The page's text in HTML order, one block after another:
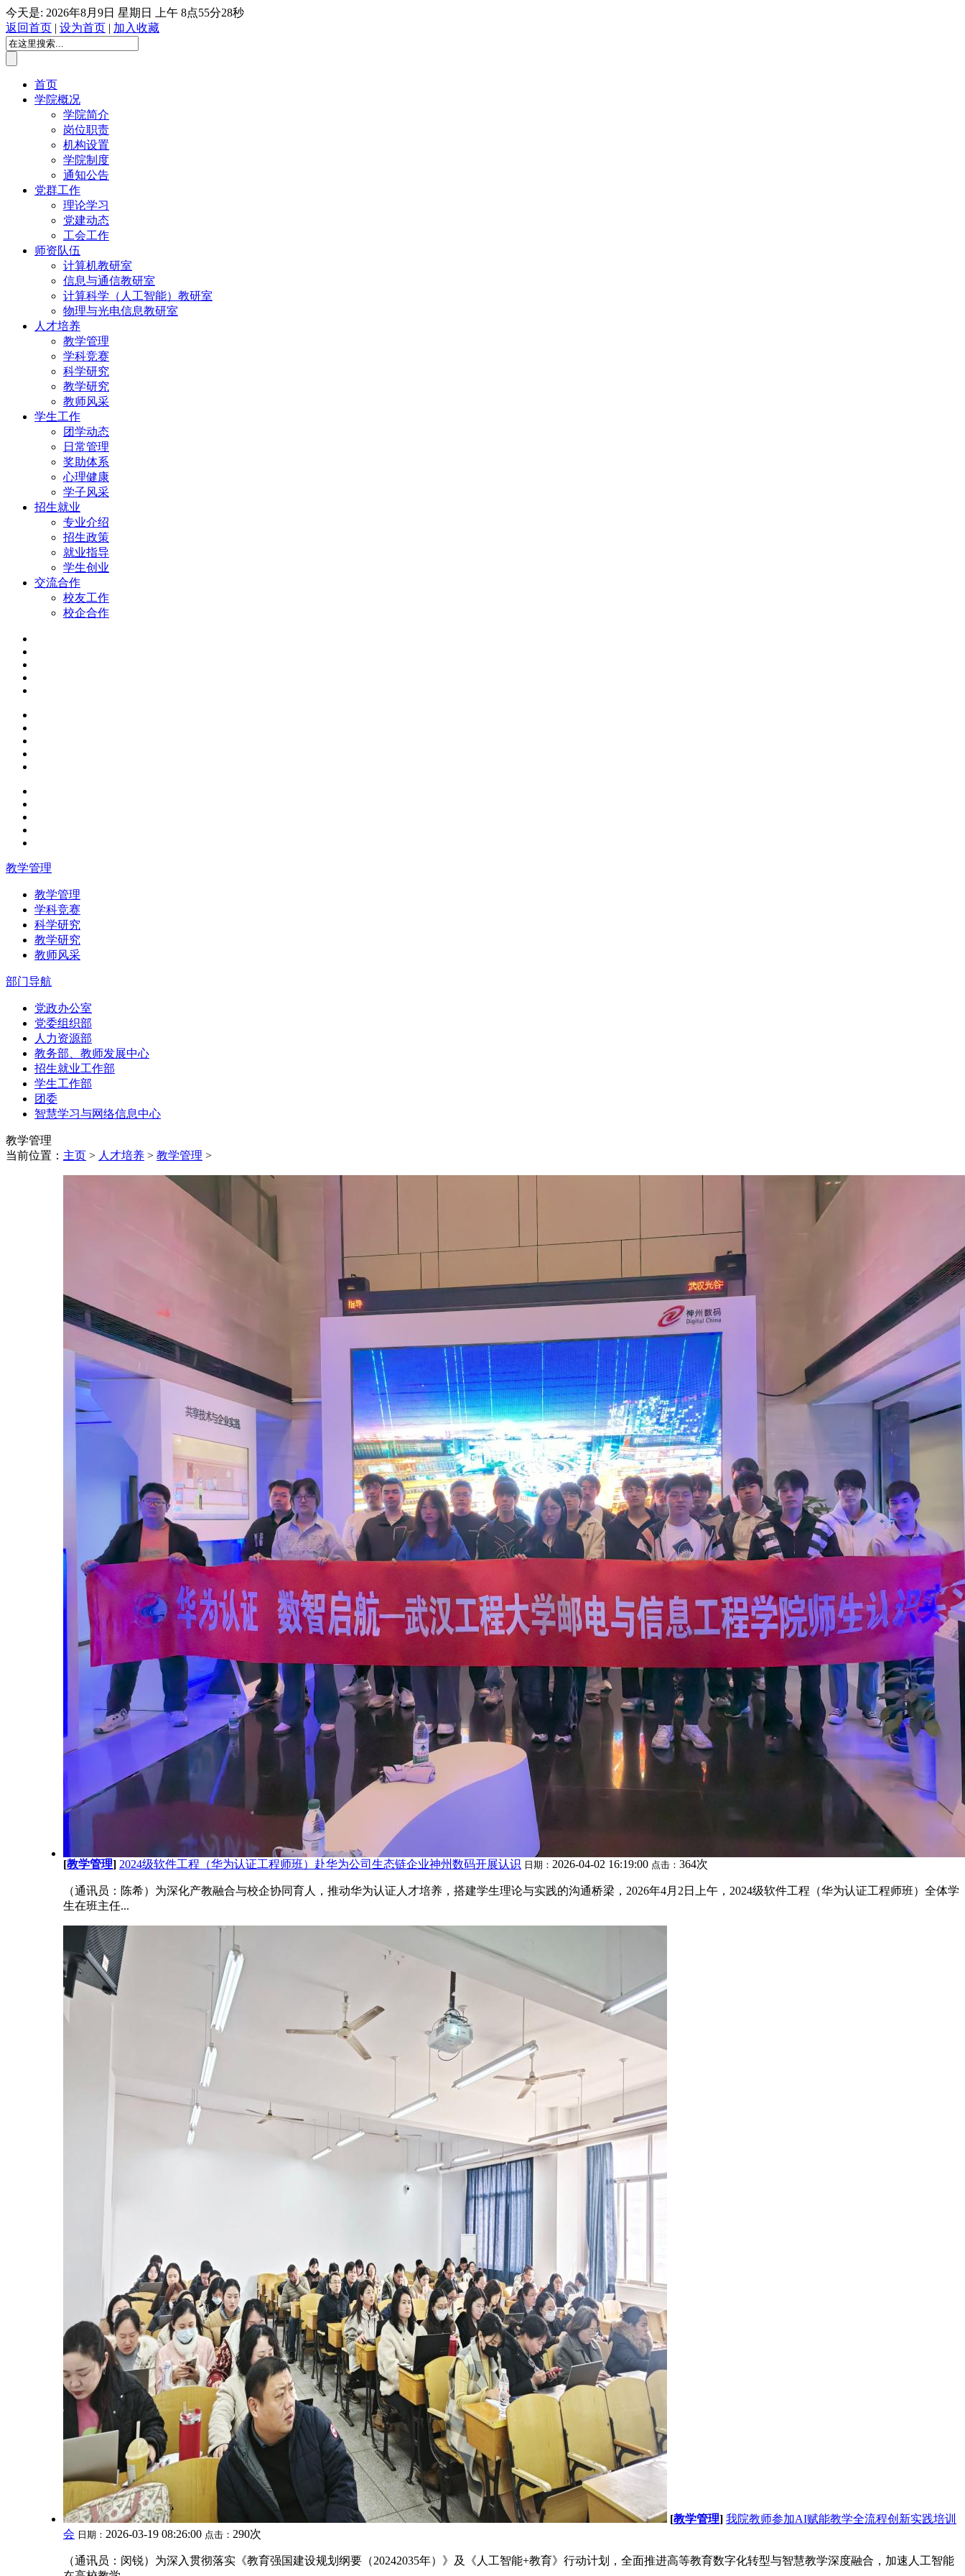
今天是: 2026年8月9日 星期日
上午 8点55分30秒
返回首页 | 设为首页 | 加入收藏
首页
学院概况
学院简介
岗位职责
机构设置
学院制度
通知公告
党群工作
理论学习
党建动态
工会工作
师资队伍
计算机教研室
信息与通信教研室
计算科学（人工智能）教研室
物理与光电信息教研室
人才培养
教学管理
学科竞赛
科学研究
教学研究
教师风采
学生工作
团学动态
日常管理
奖助体系
心理健康
学子风采
招生就业
专业介绍
招生政策
就业指导
学生创业
交流合作
校友工作
校企合作
教学管理
教学管理
学科竞赛
科学研究
教学研究
教师风采
部门导航
党政办公室
党委组织部
人力资源部
教务部、教师发展中心
招生就业工作部
学生工作部
团委
智慧学习与网络信息中心
教学管理
当前位置： 主页 > 人才培养 > 教学管理 >
[教学管理] 2024级软件工程（华为认证工程师班）赴华为公司生态链企业神州数码开展认识 日期： 2026-04-02 16:19:00 点击： 364次
（通讯员：陈希）为深化产教融合与校企协同育人，推动华为认证人才培养，搭建学生理论与实践的沟通桥梁，2026年4月2日上午，2024级软件工程（华为认证工程师班）全体学
生在班主任...
[教学管理] 我院教师参加AI赋能教学全流程创新实践培训
会 日期： 2026-03-19 08:26:00 点击： 290次
（通讯员：闵锐）为深入贯彻落实《教育强国建设规划纲要（20242035年）》及《人工智能+教育》行动计划，全面推进高等教育数字化转型与智慧教学深度融合，加速人工智能